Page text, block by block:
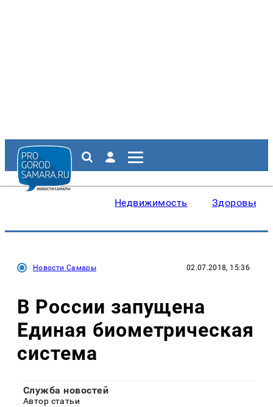
Недвижимость Здоровье
Новости Самары 02.07.2018, 15:36
В России запущена
Единая биометрическая
система
Служба новостей
Автор статьи